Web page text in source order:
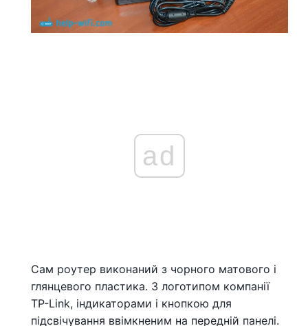
ad
Сам роутер виконаний з чорного матового і
глянцевого пластика. З логотипом компанії
TP-Link, індикаторами і кнопкою для
підсвічування ввімкненим на передній панелі.